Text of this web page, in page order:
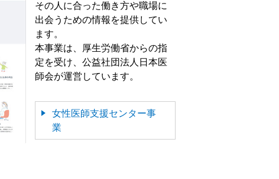
その人に合った働き方や職場に
出会うための情報を提供してい
ます。
本事業は、厚生労働省からの指
定を受け、公益社団法人日本医
師会が運営しています。
女性医師支援センター事
業